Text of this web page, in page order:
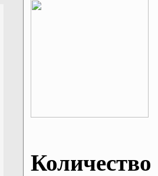
Количество